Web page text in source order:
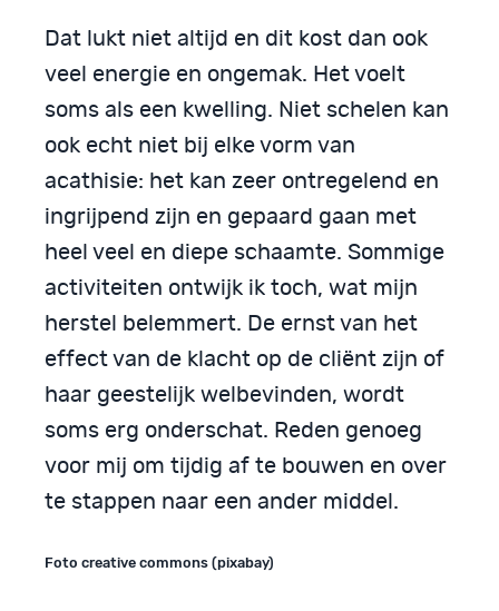
Dat lukt niet altijd en dit kost dan ook
veel energie en ongemak. Het voelt
soms als een kwelling. Niet schelen kan
ook echt niet bij elke vorm van
acathisie: het kan zeer ontregelend en
ingrijpend zijn en gepaard gaan met
heel veel en diepe schaamte. Sommige
activiteiten ontwijk ik toch, wat mijn
herstel belemmert. De ernst van het
effect van de klacht op de cliënt zijn of
haar geestelijk welbevinden, wordt
soms erg onderschat. Reden genoeg
voor mij om tijdig af te bouwen en over
te stappen naar een ander middel.
Foto creative commons (pixabay)